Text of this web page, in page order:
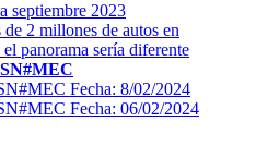
septiembre 2023
2 millones de autos en
panorama sería diferente
Fecha: 8/02/2024
Fecha: 06/02/2024